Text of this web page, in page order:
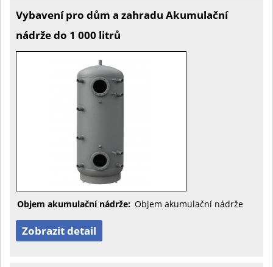
Vybavení pro dům a zahradu Akumulační
nádrže do 1 000 litrů
Objem akumulační nádrže: Objem akumulační nádrže
Zobrazit detail